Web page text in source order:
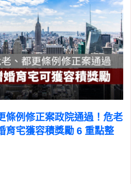
條例修正案政院通過！危老
育宅獲容積獎勵 6 重點整